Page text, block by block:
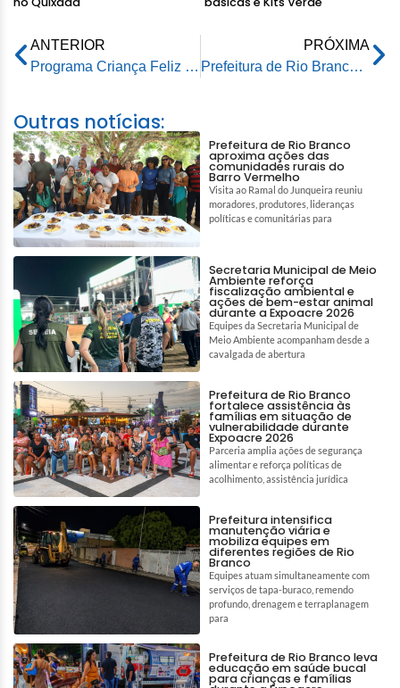
ANTERIOR
Programa Criança Feliz integra as atividades oferecidas no Parque de Exposições
PRÓXIMA
Prefeitura de Rio Branco se destaca na região Norte e alcança 11ª posição entre as capitais em qualidade da educação
Outras notícias:
Prefeitura de Rio Branco
aproxima ações das
comunidades rurais do
Barro Vermelho
Visita ao Ramal do Junqueira reuniu
moradores, produtores, lideranças
políticas e comunitárias para
Secretaria Municipal de Meio
Ambiente reforça
fiscalização ambiental e
ações de bem-estar animal
durante a Expoacre 2026
Equipes da Secretaria Municipal de
Meio Ambiente acompanham desde a
cavalgada de abertura
Prefeitura de Rio Branco
fortalece assistência às
famílias em situação de
vulnerabilidade durante
Expoacre 2026
Parceria amplia ações de segurança
alimentar e reforça políticas de
acolhimento, assistência jurídica
Prefeitura intensifica
manutenção viária e
mobiliza equipes em
diferentes regiões de Rio
Branco
Equipes atuam simultaneamente com
serviços de tapa-buraco, remendo
profundo, drenagem e terraplanagem
para
Prefeitura de Rio Branco leva
educação em saúde bucal
para crianças e famílias